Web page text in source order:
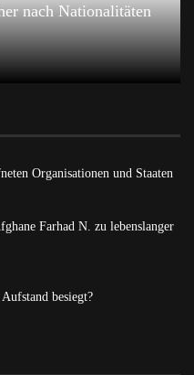
nach Nationalitäten
Organisationen und Staaten
Farhad N. zu lebenslanger
besiegt?